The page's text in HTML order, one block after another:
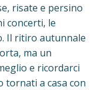
risate e persino
concerti, le
Il ritiro autunnale
ma un
e ricordarci
tornati a casa con